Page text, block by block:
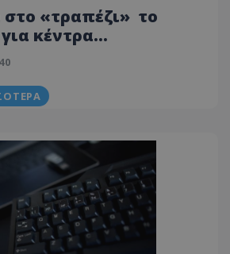
«τραπέζι» το
κέντρα
Ζητούν
οι λογοπαθολόγοι -
Επ. Υγείας